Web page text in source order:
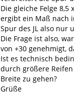
Die gleiche Felge 8,5
ergibt ein Maß nach
Spur des JL also nur
Die Frage ist also,
von +30 genehmigt,
Ist es technisch
durch größere
Breite zu gehen?
Grüße